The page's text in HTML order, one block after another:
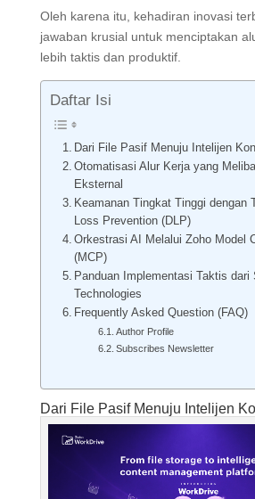
Oleh karena itu, kehadiran inovasi
jawaban krusial untuk menciptakan
lebih taktis dan produktif.
Daftar Isi
Dari File Pasif Menuju Intelijen
Otomatisasi Alur Kerja yang
Eksternal
Keamanan Tingkat Tinggi dengan
Loss Prevention (DLP)
Orkestrasi AI Melalui Zoho Model
(MCP)
Panduan Implementasi Taktis dari
Technologies
Frequently Asked Question (FAQ)
Author Profile
Subscribes Newsletter
Dari File Pasif Menuju Intelijen